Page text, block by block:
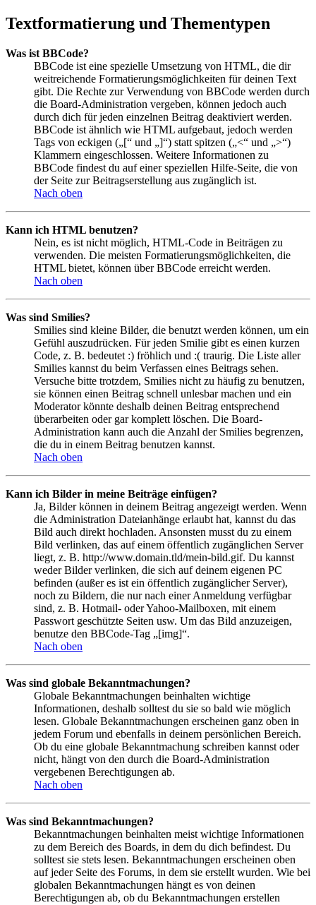
Textformatierung und Thementypen
Was ist BBCode?
BBCode ist eine spezielle Umsetzung von HTML, die dir
weitreichende Formatierungsmöglichkeiten für deinen Text
gibt. Die Rechte zur Verwendung von BBCode werden durch
die Board-Administration vergeben, können jedoch auch
durch dich für jeden einzelnen Beitrag deaktiviert werden.
BBCode ist ähnlich wie HTML aufgebaut, jedoch werden
Tags von eckigen („[“ und „]“) statt spitzen („<“ und „>“)
Klammern eingeschlossen. Weitere Informationen zu
BBCode findest du auf einer speziellen Hilfe-Seite, die von
der Seite zur Beitragserstellung aus zugänglich ist.
Nach oben
Kann ich HTML benutzen?
Nein, es ist nicht möglich, HTML-Code in Beiträgen zu
verwenden. Die meisten Formatierungsmöglichkeiten, die
HTML bietet, können über BBCode erreicht werden.
Nach oben
Was sind Smilies?
Smilies sind kleine Bilder, die benutzt werden können, um ein
Gefühl auszudrücken. Für jeden Smilie gibt es einen kurzen
Code, z. B. bedeutet :) fröhlich und :( traurig. Die Liste aller
Smilies kannst du beim Verfassen eines Beitrags sehen.
Versuche bitte trotzdem, Smilies nicht zu häufig zu benutzen,
sie können einen Beitrag schnell unlesbar machen und ein
Moderator könnte deshalb deinen Beitrag entsprechend
überarbeiten oder gar komplett löschen. Die Board-
Administration kann auch die Anzahl der Smilies begrenzen,
die du in einem Beitrag benutzen kannst.
Nach oben
Kann ich Bilder in meine Beiträge einfügen?
Ja, Bilder können in deinem Beitrag angezeigt werden. Wenn
die Administration Dateianhänge erlaubt hat, kannst du das
Bild auch direkt hochladen. Ansonsten musst du zu einem
Bild verlinken, das auf einem öffentlich zugänglichen Server
liegt, z. B. http://www.domain.tld/mein-bild.gif. Du kannst
weder Bilder verlinken, die sich auf deinem eigenen PC
befinden (außer es ist ein öffentlich zugänglicher Server),
noch zu Bildern, die nur nach einer Anmeldung verfügbar
sind, z. B. Hotmail- oder Yahoo-Mailboxen, mit einem
Passwort geschützte Seiten usw. Um das Bild anzuzeigen,
benutze den BBCode-Tag „[img]“.
Nach oben
Was sind globale Bekanntmachungen?
Globale Bekanntmachungen beinhalten wichtige
Informationen, deshalb solltest du sie so bald wie möglich
lesen. Globale Bekanntmachungen erscheinen ganz oben in
jedem Forum und ebenfalls in deinem persönlichen Bereich.
Ob du eine globale Bekanntmachung schreiben kannst oder
nicht, hängt von den durch die Board-Administration
vergebenen Berechtigungen ab.
Nach oben
Was sind Bekanntmachungen?
Bekanntmachungen beinhalten meist wichtige Informationen
zu dem Bereich des Boards, in dem du dich befindest. Du
solltest sie stets lesen. Bekanntmachungen erscheinen oben
auf jeder Seite des Forums, in dem sie erstellt wurden. Wie bei
globalen Bekanntmachungen hängt es von deinen
Berechtigungen ab, ob du Bekanntmachungen erstellen